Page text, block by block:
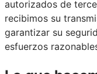
autorizados de
recibimos su
garantizar su
esfuerzos